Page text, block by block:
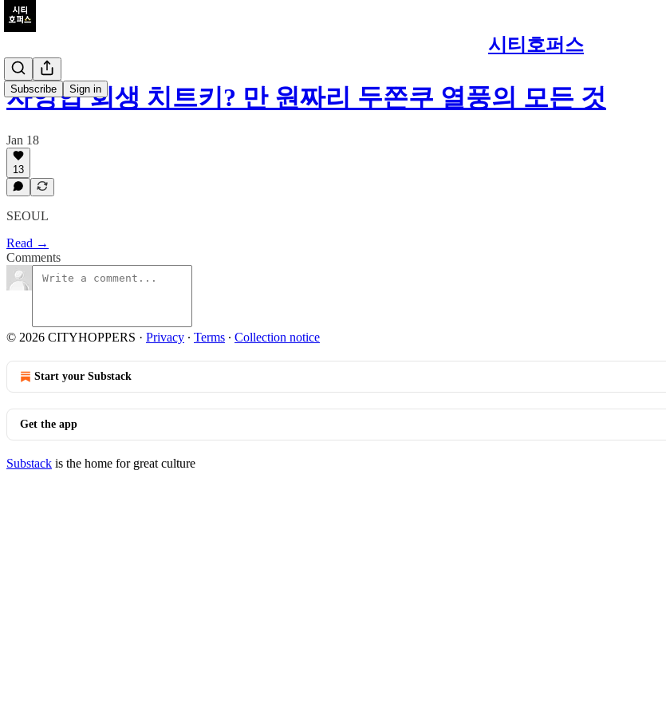
시티호퍼스
Subscribe Sign in
자영업 회생 치트키? 만 원짜리 두쫀쿠 열풍의 모든 것
Jan 18
13
SEOUL
Read →
Comments
© 2026 CITYHOPPERS · Privacy ∙ Terms ∙ Collection notice
Start your Substack
Get the app
Substack is the home for great culture